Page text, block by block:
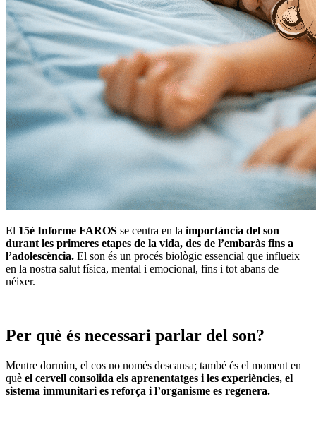
El 15è Informe FAROS se centra en la importància del son
durant les primeres etapes de la vida, des de l’embaràs fins a
l’adolescència. El son és un procés biològic essencial que influeix
en la nostra salut física, mental i emocional, fins i tot abans de
néixer.
Per què és necessari parlar del son?
Mentre dormim, el cos no només descansa; també és el moment en
què el cervell consolida els aprenentatges i les experiències, el
sistema immunitari es reforça i l’organisme es regenera.